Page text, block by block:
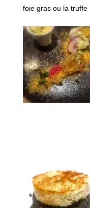
foie gras ou la